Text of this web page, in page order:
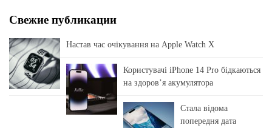
Свежие публикации
Настав час очікування на Apple Watch X
Користувачі iPhone 14 Pro бідкаються
на здоровʼя акумулятора
Стала відома
попередня дата